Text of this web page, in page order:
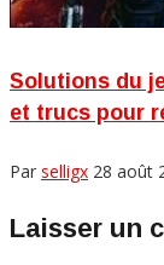
Solutions du
et trucs pour
Par selligx 28 août
Laisser un